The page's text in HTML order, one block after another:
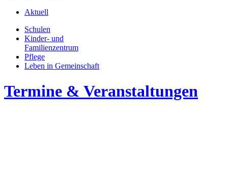
Aktuell
Schulen
Kinder- und
Familienzentrum
Pflege
Leben in Gemeinschaft
Termine & Veranstaltungen